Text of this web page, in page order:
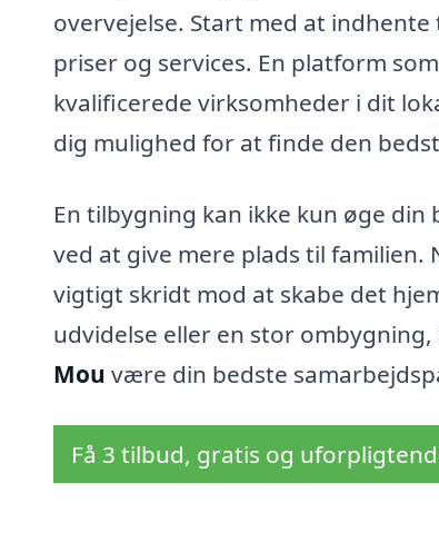
overvejelse. Start med at
priser og services. En platform
kvalificerede virksomheder i dit
dig mulighed for at finde den
En tilbygning kan ikke kun øge
ved at give mere plads til
vigtigt skridt mod at skabe det
udvidelse eller en stor
Mou være din bedste
Få 3 tilbud, gratis og